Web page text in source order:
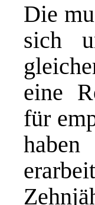
Die
sich
eine
für